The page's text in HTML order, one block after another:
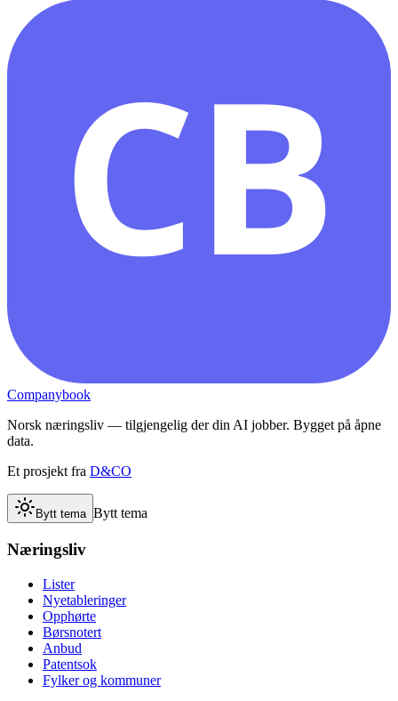
CB
Companybook
Norsk næringsliv — tilgjengelig der din AI jobber. Bygget på åpne
data.
Et prosjekt fra D&CO
Bytt tema Bytt tema
Næringsliv
Lister
Nyetableringer
Opphørte
Børsnotert
Anbud
Patentsok
Fylker og kommuner